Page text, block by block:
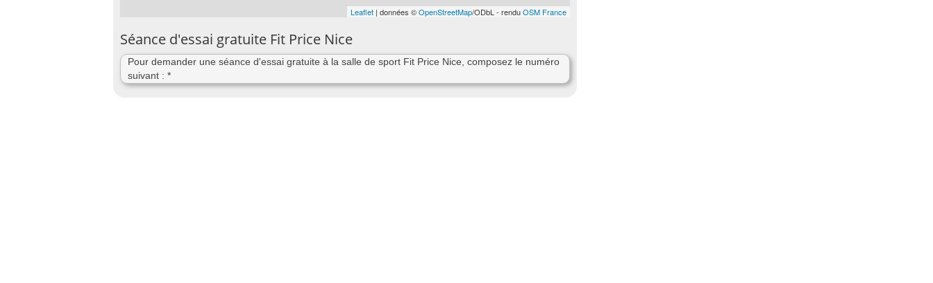
Leaflet | données ©OpenStreetMap/ODbL - renduOSM France
Séance d'essai gratuite Fit Price Nice
Pour demander une séance d'essai gratuite à la salle de sport Fit Price Nice, composez le numéro
suivant : *